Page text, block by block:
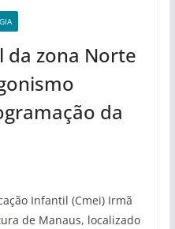
da zona Norte
da
Infantil (Cmei) Irmã
de Manaus, localizado